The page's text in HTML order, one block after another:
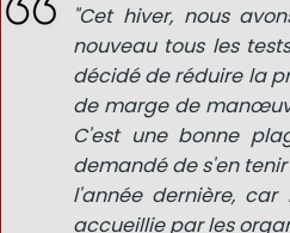
"Cet hiver, nous
nouveau tous les
décidé de réduire la
de marge de
C'est une bonne
demandé de s'en
l'année dernière,
accueillie par les